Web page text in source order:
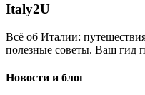
Italy2U
Всё об Италии:
полезные советы. Ваш гид
Новости и блог